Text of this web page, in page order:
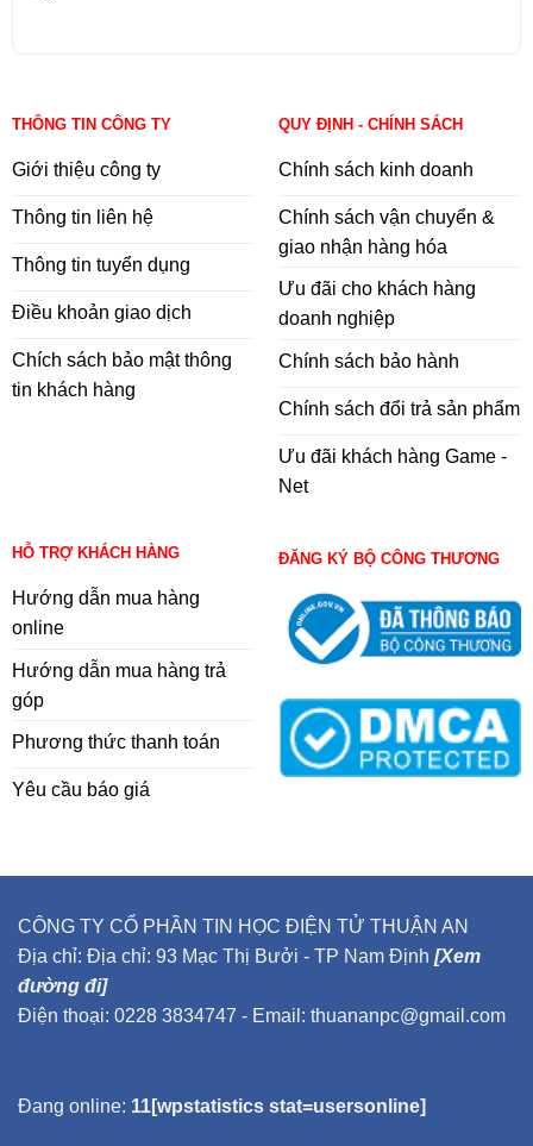
THÔNG TIN CÔNG TY
Giới thiệu công ty
Thông tin liên hệ
Thông tin tuyển dụng
Điều khoản giao dịch
Chích sách bảo mật thông
tin khách hàng
QUY ĐỊNH - CHÍNH SÁCH
Chính sách kinh doanh
Chính sách vận chuyển &
giao nhận hàng hóa
Ưu đãi cho khách hàng
doanh nghiệp
Chính sách bảo hành
Chính sách đổi trả sản phẩm
Ưu đãi khách hàng Game -
Net
HỖ TRỢ KHÁCH HÀNG
Hướng dẫn mua hàng
online
Hướng dẫn mua hàng trả
góp
Phương thức thanh toán
Yêu cầu báo giá
ĐĂNG KÝ BỘ CÔNG THƯƠNG
CÔNG TY CỔ PHẦN TIN HỌC ĐIỆN TỬ THUẬN AN
Địa chỉ: Địa chỉ: 93 Mạc Thị Bưởi - TP Nam Định [Xem
đường đi]
Điện thoại: 0228 3834747 - Email: thuananpc@gmail.com
Đang online: 11[wpstatistics stat=usersonline]